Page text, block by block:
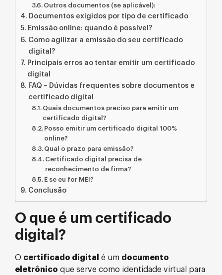
Outros documentos (se aplicável):
Documentos exigidos por tipo de certificado
Emissão online: quando é possível?
Como agilizar a emissão do seu certificado
digital?
Principais erros ao tentar emitir um certificado
digital
FAQ – Dúvidas frequentes sobre documentos e
certificado digital
Quais documentos preciso para emitir um
certificado digital?
Posso emitir um certificado digital 100%
online?
Qual o prazo para emissão?
Certificado digital precisa de
reconhecimento de firma?
E se eu for MEI?
Conclusão
O que é um certificado
digital?
O certificado digital é um documento
eletrônico que serve como identidade virtual para